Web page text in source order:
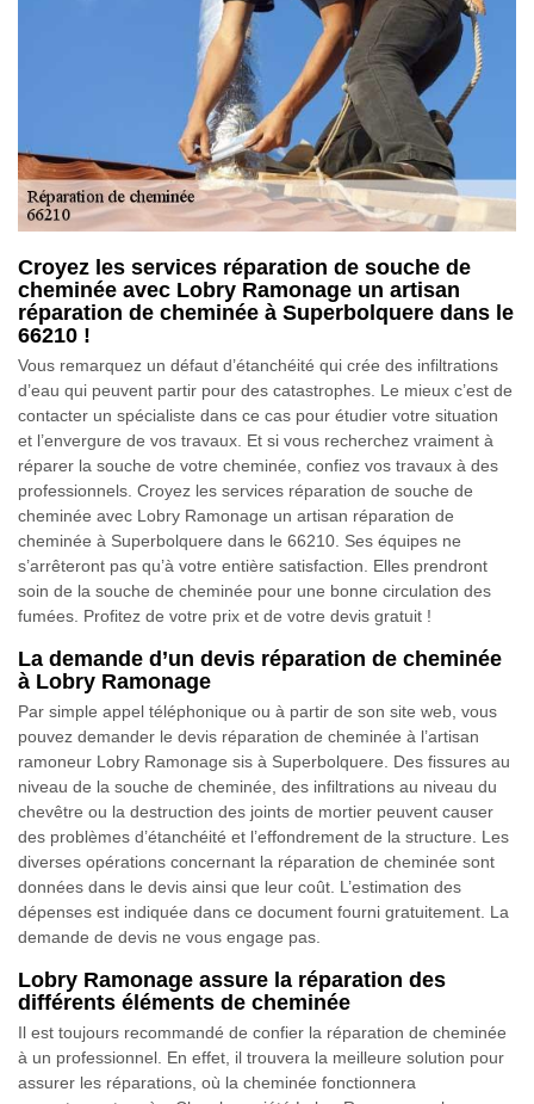
Croyez les services réparation de souche de
cheminée avec Lobry Ramonage un artisan
réparation de cheminée à Superbolquere dans le
66210 !
Vous remarquez un défaut d’étanchéité qui crée des infiltrations
d’eau qui peuvent partir pour des catastrophes. Le mieux c’est de
contacter un spécialiste dans ce cas pour étudier votre situation
et l’envergure de vos travaux. Et si vous recherchez vraiment à
réparer la souche de votre cheminée, confiez vos travaux à des
professionnels. Croyez les services réparation de souche de
cheminée avec Lobry Ramonage un artisan réparation de
cheminée à Superbolquere dans le 66210. Ses équipes ne
s’arrêteront pas qu’à votre entière satisfaction. Elles prendront
soin de la souche de cheminée pour une bonne circulation des
fumées. Profitez de votre prix et de votre devis gratuit !
La demande d’un devis réparation de cheminée
à Lobry Ramonage
Par simple appel téléphonique ou à partir de son site web, vous
pouvez demander le devis réparation de cheminée à l’artisan
ramoneur Lobry Ramonage sis à Superbolquere. Des fissures au
niveau de la souche de cheminée, des infiltrations au niveau du
chevêtre ou la destruction des joints de mortier peuvent causer
des problèmes d’étanchéité et l’effondrement de la structure. Les
diverses opérations concernant la réparation de cheminée sont
données dans le devis ainsi que leur coût. L’estimation des
dépenses est indiquée dans ce document fourni gratuitement. La
demande de devis ne vous engage pas.
Lobry Ramonage assure la réparation des
différents éléments de cheminée
Il est toujours recommandé de confier la réparation de cheminée
à un professionnel. En effet, il trouvera la meilleure solution pour
assurer les réparations, où la cheminée fonctionnera